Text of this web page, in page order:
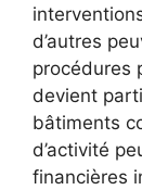
d’autres
procédures
devient
bâtiments
d’activité
financières